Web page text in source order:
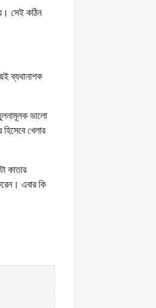
সেই কঠিন
ব্যথানাশক
ভালো
খেলার
কাতার
এবার কি